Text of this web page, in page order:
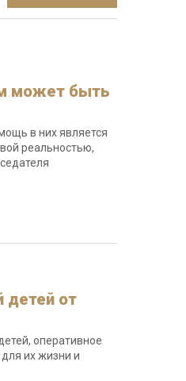
может быть
в них является
реальностью,
детей от
оперативное
их жизни и